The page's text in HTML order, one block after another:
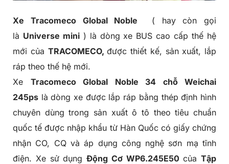
Xe TracomecoGlobal Noble ( hay còn gọi
là Universe mini) là dòng xe BUS cao cấp thế hệ
mới của TRACOMECO,được thiết kế, sản xuất, lắp
ráp theo thế hệ mới.
Xe Tracomeco Global Noble 34 chỗ Weichai
245ps là dòng xe được lắp ráp bằng thép định hình
chuyên dùng trong sản xuất ô tô theo tiêu chuẩn
quốc tế được nhập khẩu từ Hàn Quốc có giấy chứng
nhận CO, CQ và áp dụng công nghệ sơn mạ tĩnh
điện. Xe sử dụng Động Cơ WP6.245E50 của Tập